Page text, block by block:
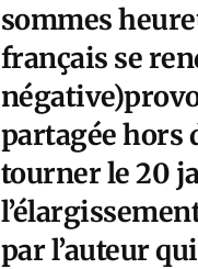
sommes
français se
partagée hors
tourner le 20
par l’auteur